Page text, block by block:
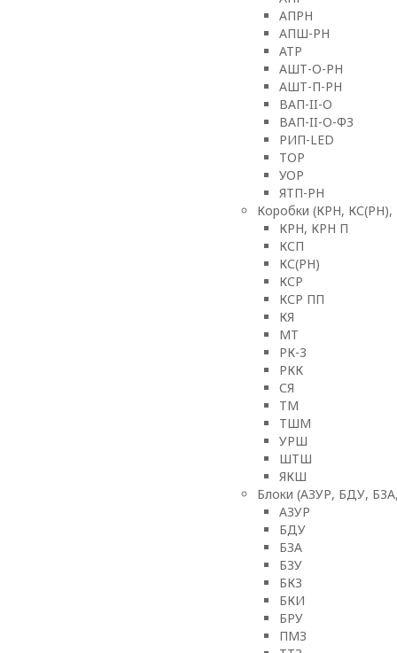
АПРН
АПШ-РН
АТР
АШТ-О-РН
АШТ-П-РН
ВАП-II-О
ВАП-II-О-ФЗ
РИП-LED
ТОР
УОР
ЯТП-РН
Коробки (КРН,
КРН, КРН П
КСП
КС(РН)
КСР
КСР ПП
КЯ
МТ
РК-3
РКК
СЯ
ТМ
ТШМ
УРШ
ШТШ
ЯКШ
Блоки (АЗУР, БДУ,
АЗУР
БДУ
БЗА
БЗУ
БКЗ
БКИ
БРУ
ПМЗ